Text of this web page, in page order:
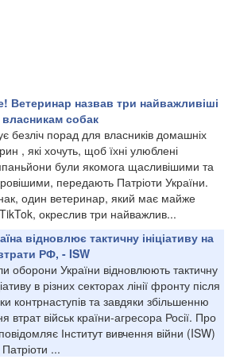
Ветеринар назвав три найважливіші
власникам собак
безліч порад для власників домашніх
, які хочуть, щоб їхні улюблені
були якомога щасливішими та
передають Патріоти України.
один ветеринар, який має майже
TikTok, окреслив три найважлив...
відновлює тактичну ініціативу на
РФ, - ISW
оборони України відновлюють тактичну
в різних секторах лінії фронту після
контрнаступів та завдяки збільшенню
втрат військ країни-агресора Росії. Про
Інститут вивчення війни (ISW)
...